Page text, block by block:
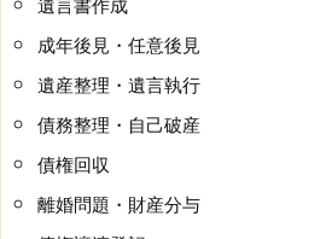
成年後見・任意後見
遺産整理・遺言執行
債務整理・自己破産
債権回収
離婚問題・財産分与